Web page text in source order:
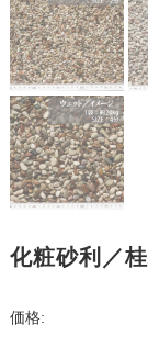
化粧砂利／
価格: